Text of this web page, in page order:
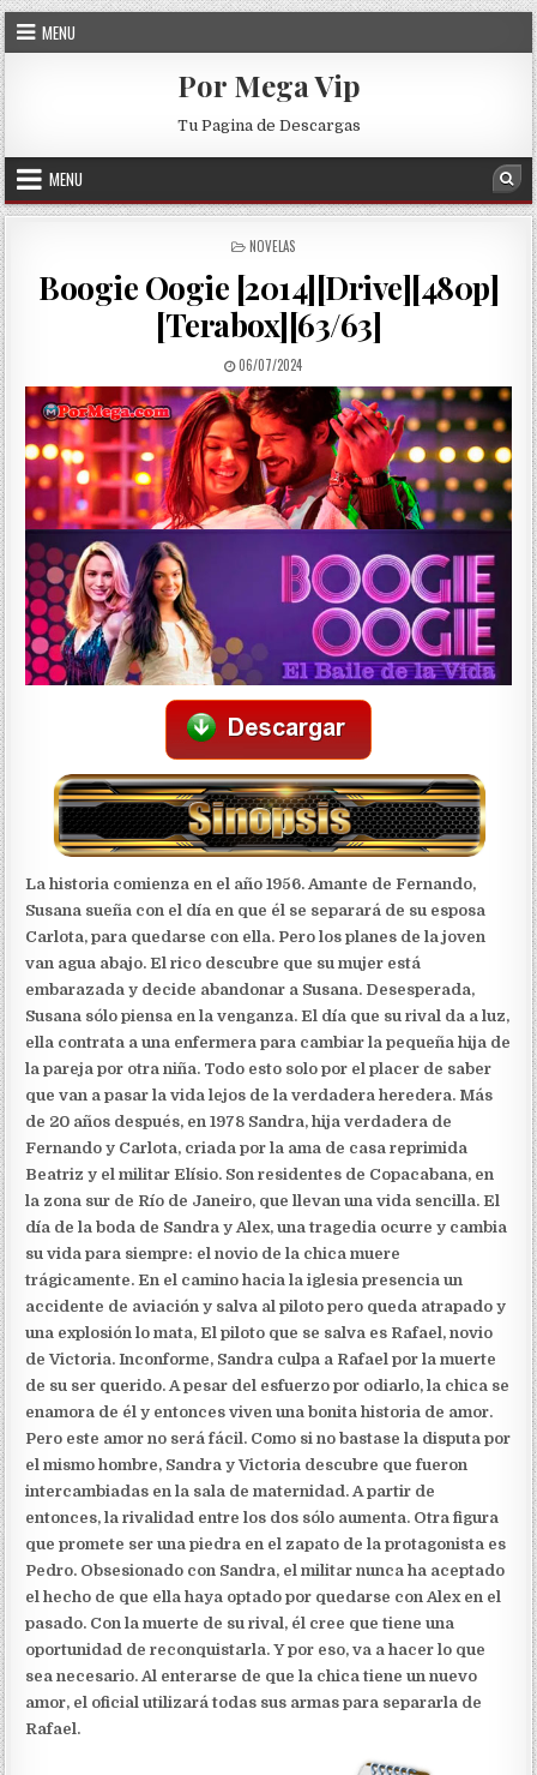
Skip to content
MENU
Por Mega Vip
Tu Pagina de Descargas
MENU
POSTED IN
NOVELAS
Boogie Oogie [2014][Drive][480p]
[Terabox][63/63]
PUBLISHED DATE:
06/07/2024
La historia comienza en el año 1956. Amante de Fernando,
Susana sueña con el día en que él se separará de su esposa
Carlota, para quedarse con ella. Pero los planes de la joven
van agua abajo. El rico descubre que su mujer está
embarazada y decide abandonar a Susana. Desesperada,
Susana sólo piensa en la venganza. El día que su rival da a luz,
ella contrata a una enfermera para cambiar la pequeña hija de
la pareja por otra niña. Todo esto solo por el placer de saber
que van a pasar la vida lejos de la verdadera heredera. Más
de 20 años después, en 1978 Sandra, hija verdadera de
Fernando y Carlota, criada por la ama de casa reprimida
Beatriz y el militar Elísio. Son residentes de Copacabana, en
la zona sur de Río de Janeiro, que llevan una vida sencilla. El
día de la boda de Sandra y Alex, una tragedia ocurre y cambia
su vida para siempre: el novio de la chica muere
trágicamente. En el camino hacia la iglesia presencia un
accidente de aviación y salva al piloto pero queda atrapado y
una explosión lo mata, El piloto que se salva es Rafael, novio
de Victoria. Inconforme, Sandra culpa a Rafael por la muerte
de su ser querido. A pesar del esfuerzo por odiarlo, la chica se
enamora de él y entonces viven una bonita historia de amor.
Pero este amor no será fácil. Como si no bastase la disputa por
el mismo hombre, Sandra y Victoria descubre que fueron
intercambiadas en la sala de maternidad. A partir de
entonces, la rivalidad entre los dos sólo aumenta. Otra figura
que promete ser una piedra en el zapato de la protagonista es
Pedro. Obsesionado con Sandra, el militar nunca ha aceptado
el hecho de que ella haya optado por quedarse con Alex en el
pasado. Con la muerte de su rival, él cree que tiene una
oportunidad de reconquistarla. Y por eso, va a hacer lo que
sea necesario. Al enterarse de que la chica tiene un nuevo
amor, el oficial utilizará todas sus armas para separarla de
Rafael.